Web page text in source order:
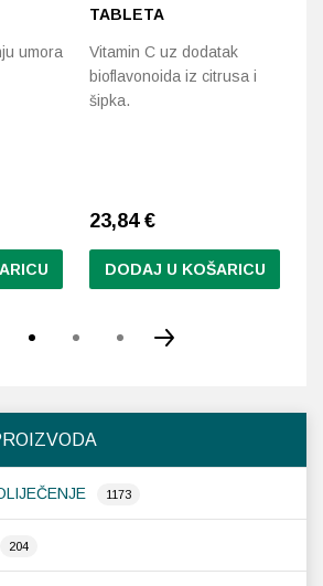
1173
204
umora
TABLETA
Vitamin C uz dodatak
bioflavonoida iz citrusa i
šipka.
23,84 €
DODAJ U KOŠARICU